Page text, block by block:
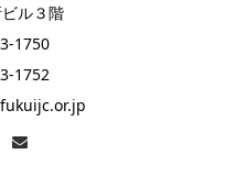
ル３階
1750
1752